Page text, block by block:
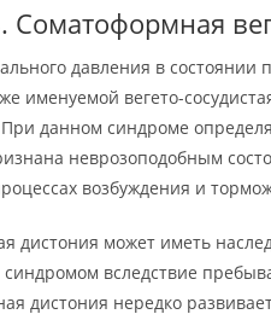
Соматоформная
давления в
именуемой вегето-
данном синдроме
неврозоподобным
возбуждения и
дистония может иметь
вследствие
дистония нередко